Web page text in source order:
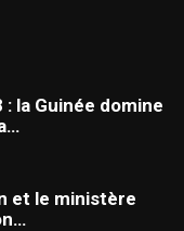
la Guinée domine
et le ministère